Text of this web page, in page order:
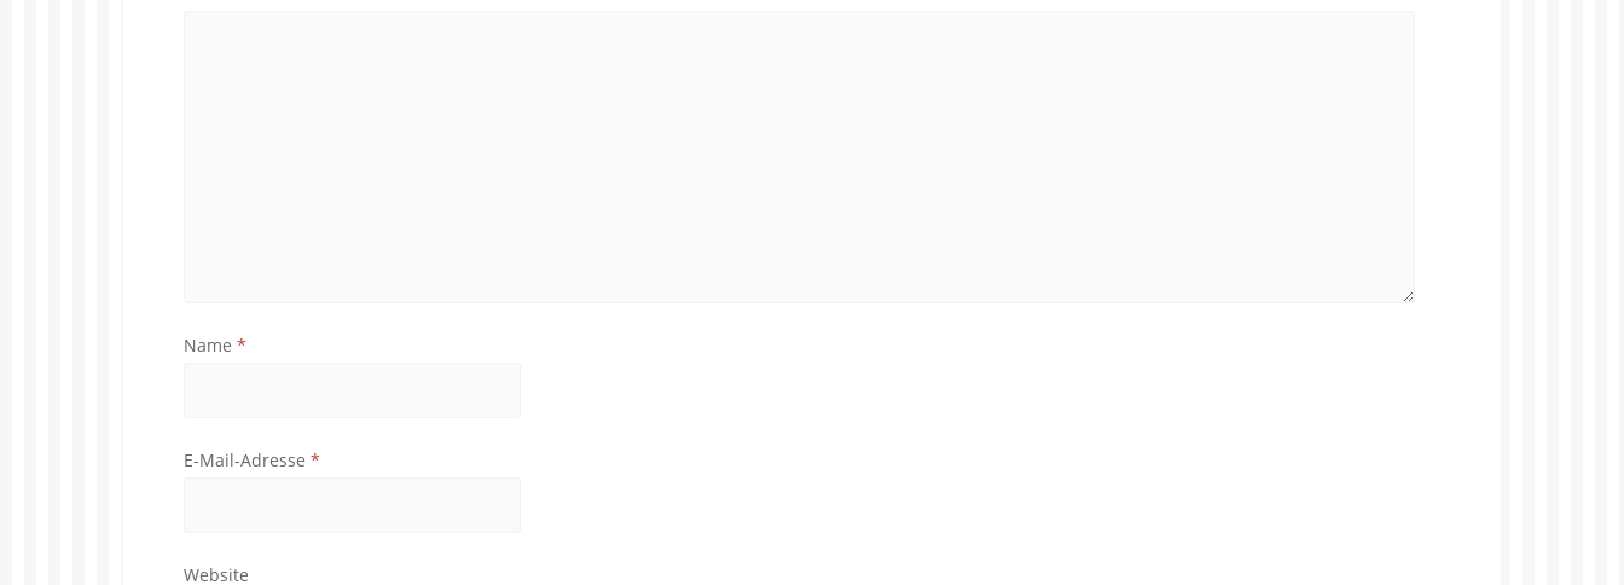
Name *
E-Mail-Adresse *
Website